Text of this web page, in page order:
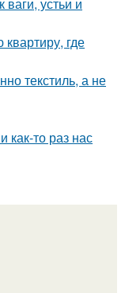
где
текстиль, а не
как-то раз нас